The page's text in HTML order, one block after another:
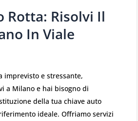
Rotta: Risolvi Il
In Viale
imprevisto e stressante,
a Milano e hai bisogno di
della tua chiave auto
ideale. Offriamo servizi